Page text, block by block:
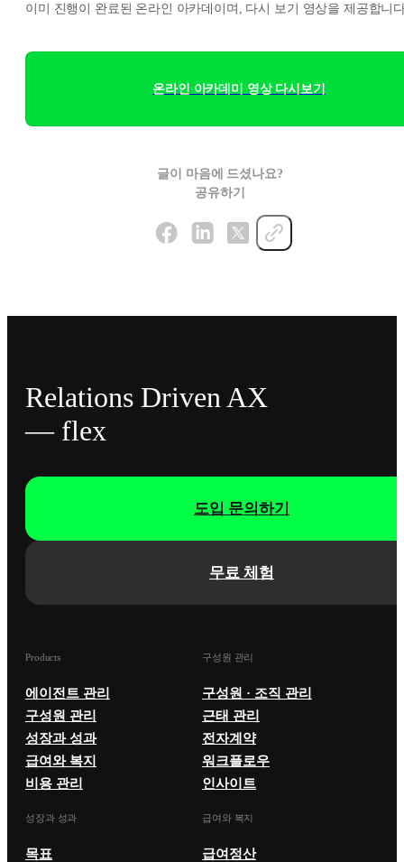
이미 진행이 완료된 온라인 아카데이며, 다시 보기 영상을 제공합니
온라인 아카데미 영상 다시보기
글이 마음에 드셨나요?
공유하기
Relations Driven AX
— flex
무료 체험
도입 문의하기
Products
에이전트 관리
구성원 관리
성장과 성과
급여와 복지
비용 관리
구성원 관리
구성원 · 조직 관리
근태 관리
전자계약
워크플로우
인사이트
성장과 성과
목표
급여와 복지
급여정산